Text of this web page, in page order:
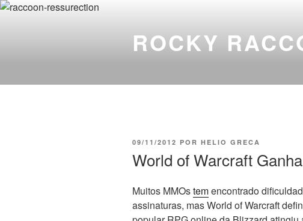
Pular
ROCKY
PUBLICADO
09/11/2012 POR HELIO GRECA
World of Warcraft
Muitos MMOstemencontrado
assinaturas, mas World of Warcraft